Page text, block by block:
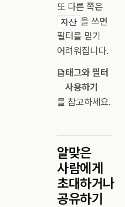
또 다른 쪽은
자산 을 쓰면
필터를 믿기
어려워집니다.
태그와 필터
사용하기
를 참고하세요.
알맞은
사람에게
초대하거나
공유하기